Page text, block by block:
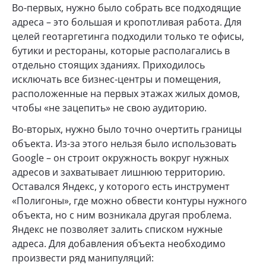
Во-первых, нужно было собрать все подходящие
адреса – это большая и кропотливая работа. Для
целей геотаргетинга подходили только те офисы,
бутики и рестораны, которые располагались в
отдельно стоящих зданиях. Приходилось
исключать все бизнес-центры и помещения,
расположенные на первых этажах жилых домов,
чтобы «не зацепить» не свою аудиторию.
Во-вторых, нужно было точно очертить границы
объекта. Из-за этого нельзя было использовать
Google – он строит окружность вокруг нужных
адресов и захватывает лишнюю территорию.
Оставался Яндекс, у которого есть инструмент
«Полигоны», где можно обвести контуры нужного
объекта, но с ним возникала другая проблема.
Яндекс не позволяет залить списком нужные
адреса. Для добавления объекта необходимо
произвести ряд манипуляций: